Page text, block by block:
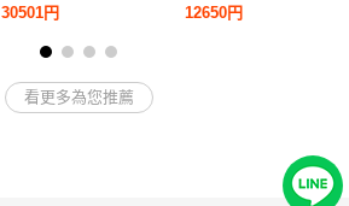
ンチ 中古美品（ヘット
カバー新品）
30501円
ゴルフ ） OZ.1i HS グ
リーン◆ 34インチ◆ ネ
12650円
看更多為您推薦